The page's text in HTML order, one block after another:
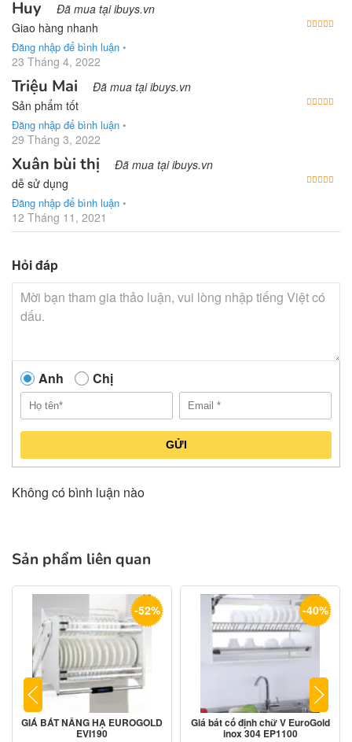
Huy Đã mua tại ibuys.vn
Giao hàng nhanh
Đăng nhập để bình luận •
23 Tháng 4, 2022
Triệu Mai Đã mua tại ibuys.vn
Sản phẩm tốt
Đăng nhập để bình luận •
29 Tháng 3, 2022
Xuân bùi thị Đã mua tại ibuys.vn
dễ sử dụng
Đăng nhập để bình luận •
12 Tháng 11, 2021
Hỏi đáp
Anh Chị
GỬI
Không có bình luận nào
Sản phẩm liên quan
-52%
GIÁ BÁT NÂNG HẠ EUROGOLD
EVI190
-40%
Giá bát cố định chữ V EuroGold
inox 304 EP1100